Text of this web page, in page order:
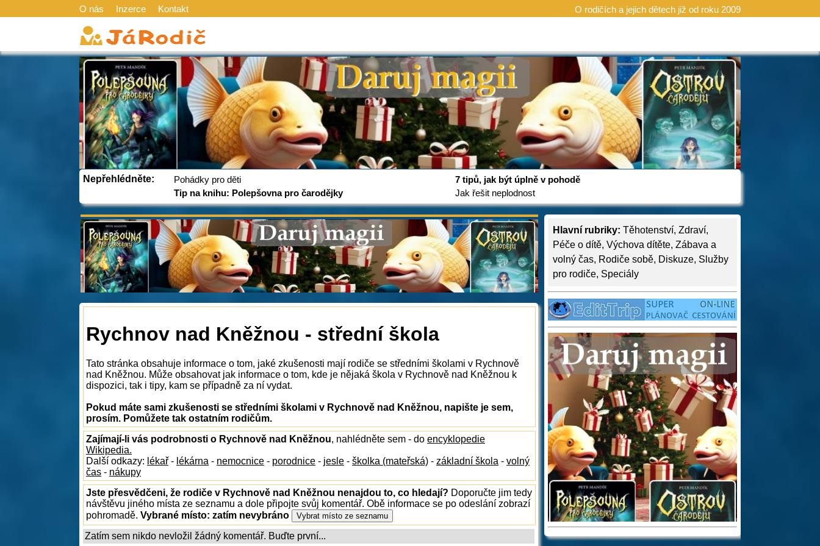
O nás Inzerce Kontakt O rodičích a jejich dětech již od roku 2009
Nepřehlédněte:
Pohádky pro děti
Tip na knihu: Polepšovna pro čarodějky
7 tipů, jak být úplně v pohodě
Jak řešit neplodnost
Hlavní rubriky: Těhotenství, Zdraví,
Péče o dítě, Výchova dítěte, Zábava a
volný čas, Rodiče sobě, Diskuze, Služby
pro rodiče, Speciály
Rychnov nad Kněžnou - střední škola
Tato stránka obsahuje informace o tom, jaké zkušenosti mají rodiče se středními školami v Rychnově
nad Kněžnou. Může obsahovat jak informace o tom, kde je nějaká škola v Rychnově nad Kněžnou k
dispozici, tak i tipy, kam se případně za ní vydat.
Pokud máte sami zkušenosti se středními školami v Rychnově nad Kněžnou, napište je sem,
prosím. Pomůžete tak ostatním rodičům.
Zajímají-li vás podrobnosti o Rychnově nad Kněžnou, nahlédněte sem - do encyklopedie
Wikipedia.
Další odkazy: lékař - lékárna - nemocnice - porodnice - jesle - školka (mateřská) - základní škola - volný
čas - nákupy
Jste přesvědčeni, že rodiče v Rychnově nad Kněžnou nenajdou to, co hledají? Doporučte jim tedy
návštěvu jiného místa ze seznamu a dole připojte svůj komentář. Obě informace se po odeslání zobrazí
pohromadě. Vybrané místo: zatím nevybráno
Zatím sem nikdo nevložil žádný komentář. Buďte první...